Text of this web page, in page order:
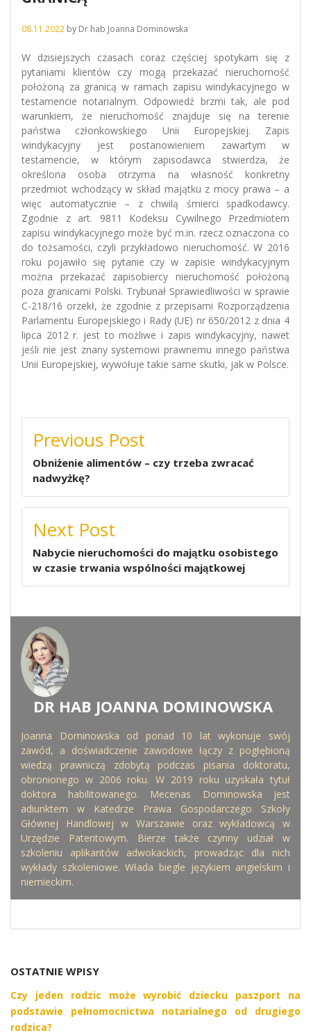
08.11.2022 by Dr hab Joanna Dominowska
W dzisiejszych czasach coraz częściej spotykam się z
pytaniami klientów czy mogą przekazać nieruchomość
położoną za granicą w ramach zapisu windykacyjnego w
testamencie notarialnym. Odpowiedź brzmi tak, ale pod
warunkiem, że nieruchomość znajduje się na terenie
państwa członkowskiego Unii Europejskiej. Zapis
windykacyjny jest postanowieniem zawartym w
testamencie, w którym zapisodawca stwierdza, że
określona osoba otrzyma na własność konkretny
przedmiot wchodzący w skład majątku z mocy prawa – a
więc automatycznie – z chwilą śmierci spadkodawcy.
Zgodnie z art. 9811 Kodeksu Cywilnego Przedmiotem
zapisu windykacyjnego może być m.in. rzecz oznaczona co
do tożsamości, czyli przykładowo nieruchomość. W 2016
roku pojawiło się pytanie czy w zapisie windykacyjnym
można przekazać zapisobiercy nieruchomość położoną
poza granicami Polski. Trybunał Sprawiedliwości w sprawie
C-218/16 orzekł, że zgodnie z przepisami Rozporządzenia
Parlamentu Europejskiego i Rady (UE) nr 650/2012 z dnia 4
lipca 2012 r. jest to możliwe i zapis windykacyjny, nawet
jeśli nie jest znany systemowi prawnemu innego państwa
Unii Europejskiej, wywołuje takie same skutki, jak w Polsce.
NAWIGACJA
WPISU
Previous Post
Obniżenie alimentów – czy trzeba zwracać
nadwyżkę?
Next Post
Nabycie nieruchomości do majątku osobistego
w czasie trwania wspólności majątkowej
DR HAB JOANNA DOMINOWSKA
Joanna Dominowska od ponad 10 lat wykonuje swój
zawód, a doświadczenie zawodowe łączy z pogłębioną
wiedzą prawniczą zdobytą podczas pisania doktoratu,
obronionego w 2006 roku. W 2019 roku uzyskała tytuł
doktora habilitowanego. Mecenas Dominowska jest
adiunktem w Katedrze Prawa Gospodarczego Szkoły
Głównej Handlowej w Warszawie oraz wykładowcą w
Urzędzie Patentowym. Bierze także czynny udział w
szkoleniu aplikantów adwokackich, prowadząc dla nich
wykłady szkoleniowe. Włada biegle językiem angielskim i
niemieckim.
OSTATNIE WPISY
Czy jeden rodzic może wyrobić dziecku paszport na
podstawie pełnomocnictwa notarialnego od drugiego
rodzica?